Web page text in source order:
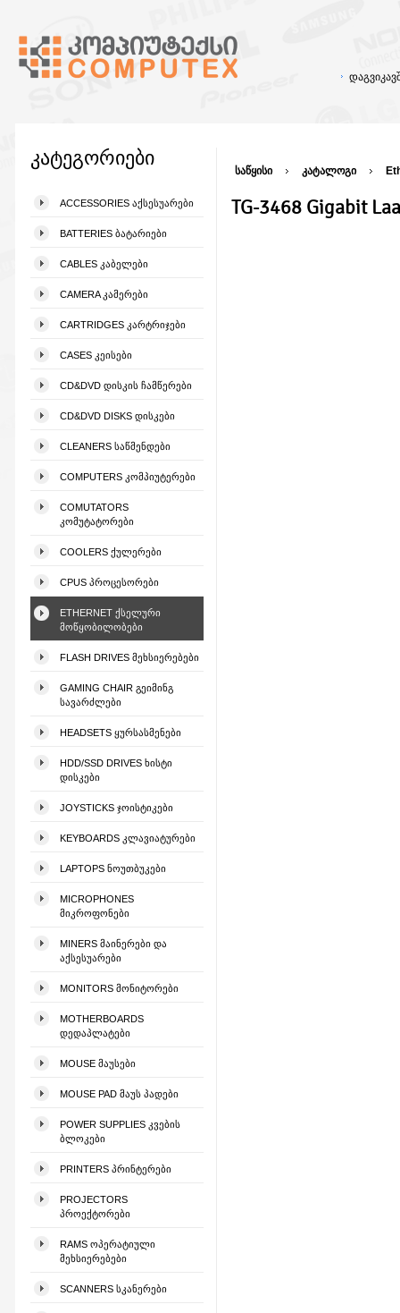
კატეგორიები
ACCESSORIES ᲐᲥᲡᲔᲡᲣᲐᲠᲔᲑᲘ
BATTERIES ᲑᲐᲢᲐᲠᲘᲔᲑᲘ
CABLES ᲙᲐᲑᲔᲚᲔᲑᲘ
CAMERA ᲙᲐᲛᲔᲠᲔᲑᲘ
CARTRIDGES ᲙᲐᲠᲢᲠᲘᲯᲔᲑᲘ
CASES ᲙᲔᲘᲡᲔᲑᲘ
CD&DVD ᲓᲘᲡᲙᲘᲡ ᲩᲐᲛᲬᲔᲠᲔᲑᲘ
CD&DVD DISKS ᲓᲘᲡᲙᲔᲑᲘ
CLEANERS ᲡᲐᲬᲛᲔᲜᲓᲔᲑᲘ
COMPUTERS ᲙᲝᲛᲞᲘᲣᲢᲔᲠᲔᲑᲘ
COMUTATORS
ᲙᲝᲛᲣᲢᲐᲢᲝᲠᲔᲑᲘ
COOLERS ᲥᲣᲚᲔᲠᲔᲑᲘ
CPUS ᲞᲠᲝᲪᲔᲡᲝᲠᲔᲑᲘ
ETHERNET ᲥᲡᲔᲚᲣᲠᲘ
ᲛᲝᲬᲧᲝᲑᲘᲚᲝᲑᲔᲑᲘ
FLASH DRIVES ᲛᲔᲮᲡᲘᲔᲠᲔᲑᲔᲑᲘ
GAMING CHAIR ᲒᲔᲘᲛᲘᲜᲒ
ᲡᲐᲕᲐᲠᲫᲚᲔᲑᲘ
HEADSETS ᲧᲣᲠᲡᲐᲡᲛᲔᲜᲔᲑᲘ
HDD/SSD DRIVES ᲮᲘᲡᲢᲘ
ᲓᲘᲡᲙᲔᲑᲘ
JOYSTICKS ᲯᲝᲘᲡᲢᲘᲙᲔᲑᲘ
KEYBOARDS ᲙᲚᲐᲕᲘᲐᲢᲣᲠᲔᲑᲘ
LAPTOPS ᲜᲝᲣᲗᲑᲣᲙᲔᲑᲘ
MICROPHONES
ᲛᲘᲙᲠᲝᲤᲝᲜᲔᲑᲘ
MINERS ᲛᲐᲘᲜᲔᲠᲔᲑᲘ ᲓᲐ
ᲐᲥᲡᲔᲡᲣᲐᲠᲔᲑᲘ
MONITORS ᲛᲝᲜᲘᲢᲝᲠᲔᲑᲘ
MOTHERBOARDS
ᲓᲔᲓᲐᲞᲚᲐᲢᲔᲑᲘ
MOUSE ᲛᲐᲣᲡᲔᲑᲘ
MOUSE PAD ᲛᲐᲣᲡ ᲞᲐᲓᲔᲑᲘ
POWER SUPPLIES ᲙᲕᲔᲑᲘᲡ
ᲑᲚᲝᲙᲔᲑᲘ
PRINTERS ᲞᲠᲘᲜᲢᲔᲠᲔᲑᲘ
PROJECTORS
ᲞᲠᲝᲔᲥᲢᲝᲠᲔᲑᲘ
RAMS ᲝᲞᲔᲠᲐᲢᲘᲣᲚᲘ
ᲛᲔᲮᲡᲘᲔᲠᲔᲑᲔᲑᲘ
SCANNERS ᲡᲙᲐᲜᲔᲠᲔᲑᲘ
საწყისი კატალოგი
TG-3468 Gigabit